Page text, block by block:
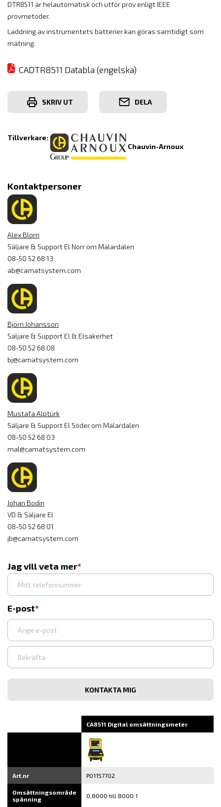
DTR8511 är helautomatisk och utför prov enligt IEEE
provmetoder.
Laddning av instrumentets batterier kan göras samtidigt som
mätning.
CADTR8511 Databla (engelska)
SKRIV UT DELA
Tillverkare:
Chauvin-Arnoux
Kontaktpersoner
Alex Blom
Säljare & Support El Norr om Mälardalen
08-50 52 68 13
ab@camatsystem.com
Björn Johansson
Säljare & Support El & Elsäkerhet
08-50 52 68 08
bj@camatsystem.com
Mustafa Alptürk
Säljare & Support El Söder om Mälardalen
08-50 52 68 03
mal@camatsystem.com
Johan Bodin
VD & Säljare El
08-50 52 68 01
jb@camatsystem.com
Jag vill veta mer
E-post
Ange
e-
Bekräfta
post
CA8511 Digital omsättningsmeter
Art.nr P01157702
Omsättningsområde
spänning
0,8000 till 8000:1